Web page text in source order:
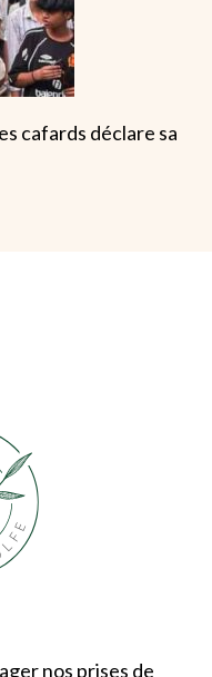
cafards déclare sa
nos prises de